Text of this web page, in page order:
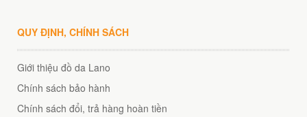
QUY ĐỊNH, CHÍNH SÁCH
Giới thiệu đồ da Lano
Chính sách bảo hành
Chính sách đổi, trả hàng hoàn tiền